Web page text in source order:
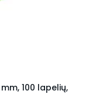
100 lapelių,